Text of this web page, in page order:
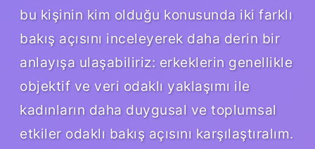
bu kişinin kim olduğu konusunda iki farklı
bakış açısını inceleyerek daha derin bir
anlayışa ulaşabiliriz: erkeklerin genellikle
objektif ve veri odaklı yaklaşımı ile
kadınların daha duygusal ve toplumsal
etkiler odaklı bakış açısını karşılaştıralım.